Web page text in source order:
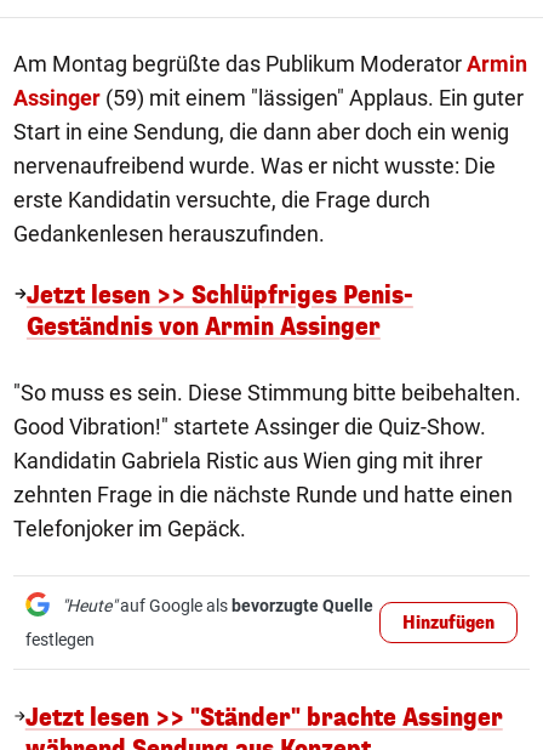
Am Montag begrüßte das Publikum ModeratorArmin
Assinger (59) mit einem "lässigen" Applaus. Ein guter
Start in eine Sendung, die dann aber doch ein wenig
nervenaufreibend wurde. Was er nicht wusste: Die
erste Kandidatin versuchte, die Frage durch
Gedankenlesen herauszufinden.
Jetzt lesen >> Schlüpfriges Penis-
Geständnis von Armin Assinger
"So muss es sein. Diese Stimmung bitte beibehalten.
Good Vibration!" startete Assinger die Quiz-Show.
Kandidatin Gabriela Ristic aus Wien ging mit ihrer
zehnten Frage in die nächste Runde und hatte einen
Telefonjoker im Gepäck.
"Heute"auf Google als bevorzugte Quelle
festlegen
Hinzufügen
Jetzt lesen >> "Ständer" brachte Assinger